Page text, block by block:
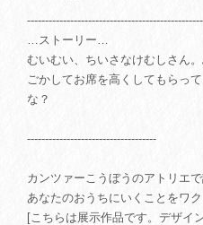
-------------------------------------------------
…ストーリー…
むいむい、ちいさなけむしさん
ごかしてお席を高くしてもらっ
な？
------------------------------------
カンツァーこうぼうのアトリエ
あなたのおうちにいくことをワ
[こちらは展示作品です。デザイ